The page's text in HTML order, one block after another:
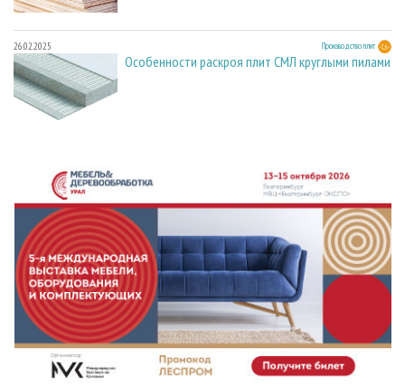
26.02.2025 Производство плит
Особенности раскроя плит СМЛ круглыми пилами